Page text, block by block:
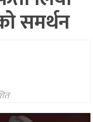
समर्थन